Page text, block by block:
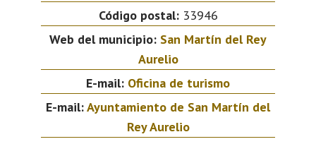
Código postal:33946
Web del municipio: San Martín del Rey
Aurelio
E-mail: Oficina de turismo
E-mail:Ayuntamiento de San Martín del
Rey Aurelio